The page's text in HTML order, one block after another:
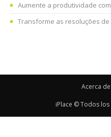
Aumente a produtividade
Transforme as resoluções
Acerca de
iPlace © Todos